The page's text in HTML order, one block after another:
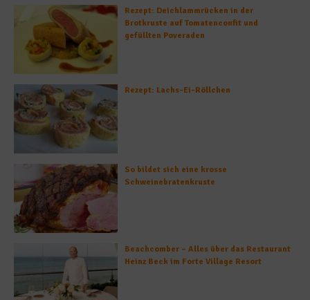
Rezept: Deichlammrücken in der
Brotkruste auf Tomatenconfit und
gefüllten Poveraden
Rezept: Lachs-Ei-Röllchen
So bildet sich eine krosse
Schweinebratenkruste
Beachcomber – Alles über das Restaurant
Heinz Beck im Forte Village Resort